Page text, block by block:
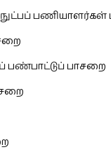
பணியாளர்கள்
பாசறை